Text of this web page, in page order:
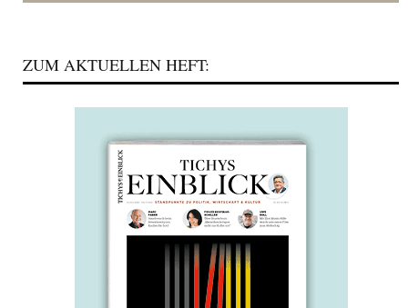
ZUM AKTUELLEN HEFT: